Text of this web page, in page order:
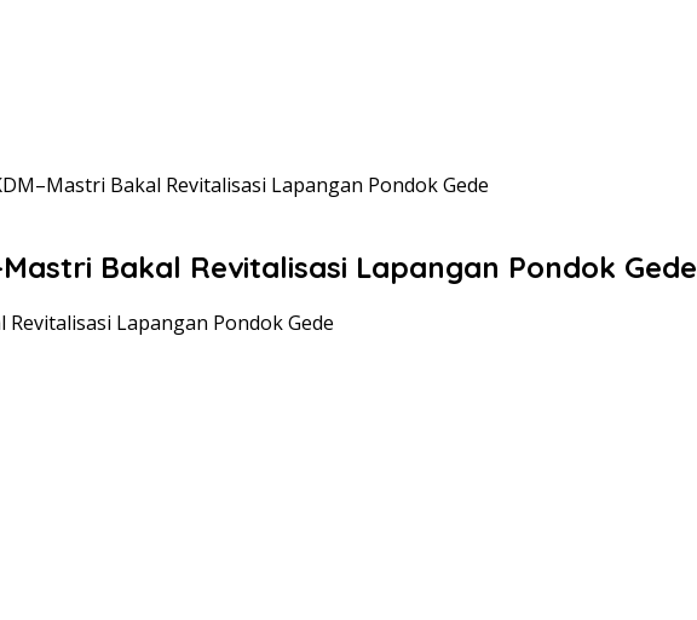
Bakal Revitalisasi Lapangan Pondok Gede
Bakal Revitalisasi Lapangan Pondok Gede
Lapangan Pondok Gede